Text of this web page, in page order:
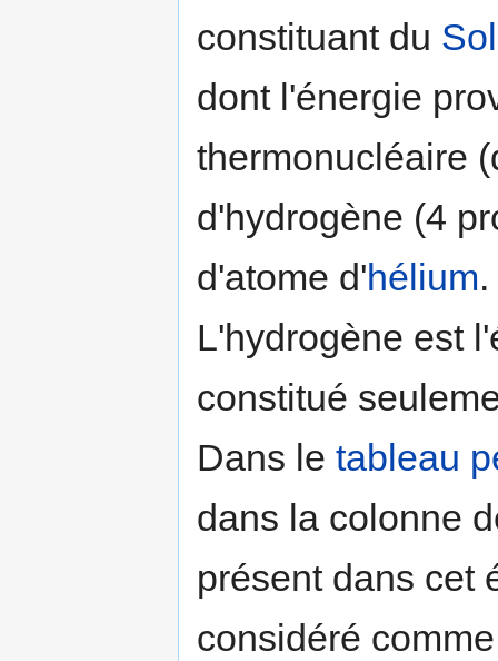
constituant du
dont l'énergie
thermonucléaire
d'hydrogène (4
d'atome d'hélium
L'hydrogène est
constitué
Dans le tableau
dans la colonne
présent dans cet
considéré